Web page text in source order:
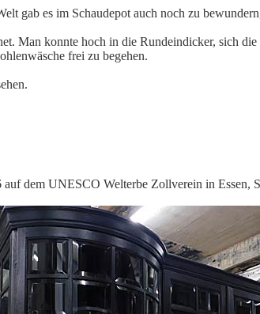
gab es im Schaudepot auch noch zu
Man konnte hoch in die Rundeindicker, sich
frei zu begehen.
dem UNESCO Welterbe Zollverein in Essen,